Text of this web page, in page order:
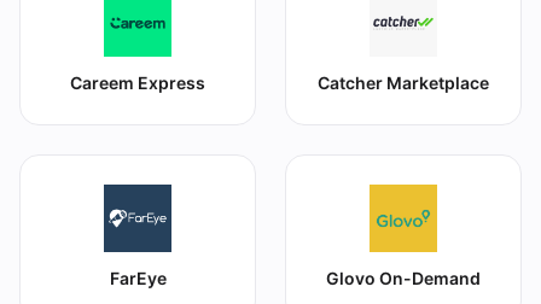
Careem Express Catcher Marketplace
FarEye Glovo On-Demand